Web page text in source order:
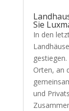
Sie
In den
Orten, an
und